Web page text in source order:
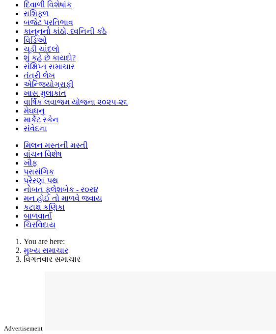
દિવાળી વિશેષાંક
રાશિફળ
બજેટ પ્રતિભાવ
કાનૂનનો કાંઠો, ધ્વનિની કંઠે
વિડિઓ
ચૂડી ચાંદલો
શું કહે છે કાયદો?
સંક્ષિપ્ત સમાચાર
તંત્રી લેખ
એન્જિયોગ્રાફી
ખાસ મુલાકાત
વાર્ષિક લવાજમ યોજના ૨૦૨૫-૨૬
મેઘધનુ
માર્કેટ સ્કેન
સંવેદના
મિલન મસ્તની મસ્તી
વાંચન વિશેષ
ખૌફ
પ્રાસંગિક
પ્રેરણા પથ
નોબત ફ્લેશબેક - ર૦ર૪
મન હોઈ તો માળવે જવાય
કટાક્ષ કણિકા
બાળવાર્તા
ચિરવિદાય
You are here:
મુખ્ય સમાચાર
વિગતવાર સમાચાર
Advertisement